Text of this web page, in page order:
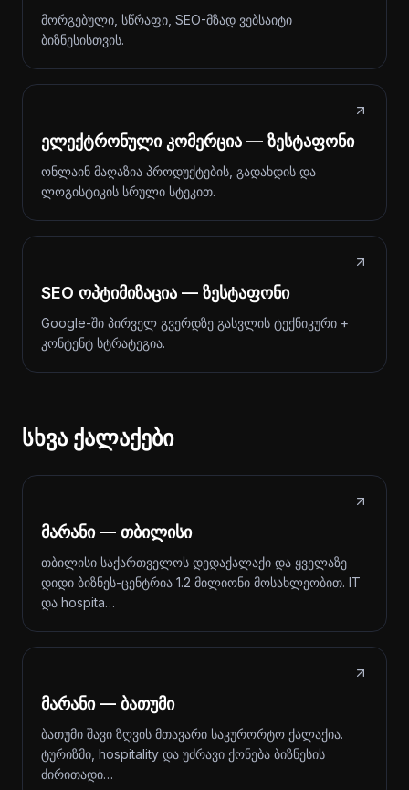
მორგებული, სწრაფი, SEO-მზად ვებსაიტი
ბიზნესისთვის.
ელექტრონული კომერცია — ზესტაფონი
ონლაინ მაღაზია პროდუქტების, გადახდის და
ლოგისტიკის სრული სტეკით.
SEO ოპტიმიზაცია — ზესტაფონი
Google-ში პირველ გვერდზე გასვლის ტექნიკური +
კონტენტ სტრატეგია.
სხვა ქალაქები
მარანი — თბილისი
თბილისი საქართველოს დედაქალაქი და ყველაზე
დიდი ბიზნეს-ცენტრია 1.2 მილიონი მოსახლეობით. IT
და hospita…
მარანი — ბათუმი
ბათუმი შავი ზღვის მთავარი საკურორტო ქალაქია.
ტურიზმი, hospitality და უძრავი ქონება ბიზნესის
ძირითადი…